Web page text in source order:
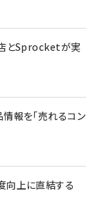
とSprocketが実
報を「売れるコン
向上に直結する